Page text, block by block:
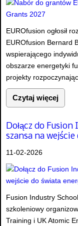
EUROfusion ogłosił
EUROfusion Bernard
wspierającego
obszarze energetyki
projekty
Czytaj więcej
Dołącz do
szansa na
11-02-2026
Fusion Industry
szkoleniowy
Training i UK Atomic